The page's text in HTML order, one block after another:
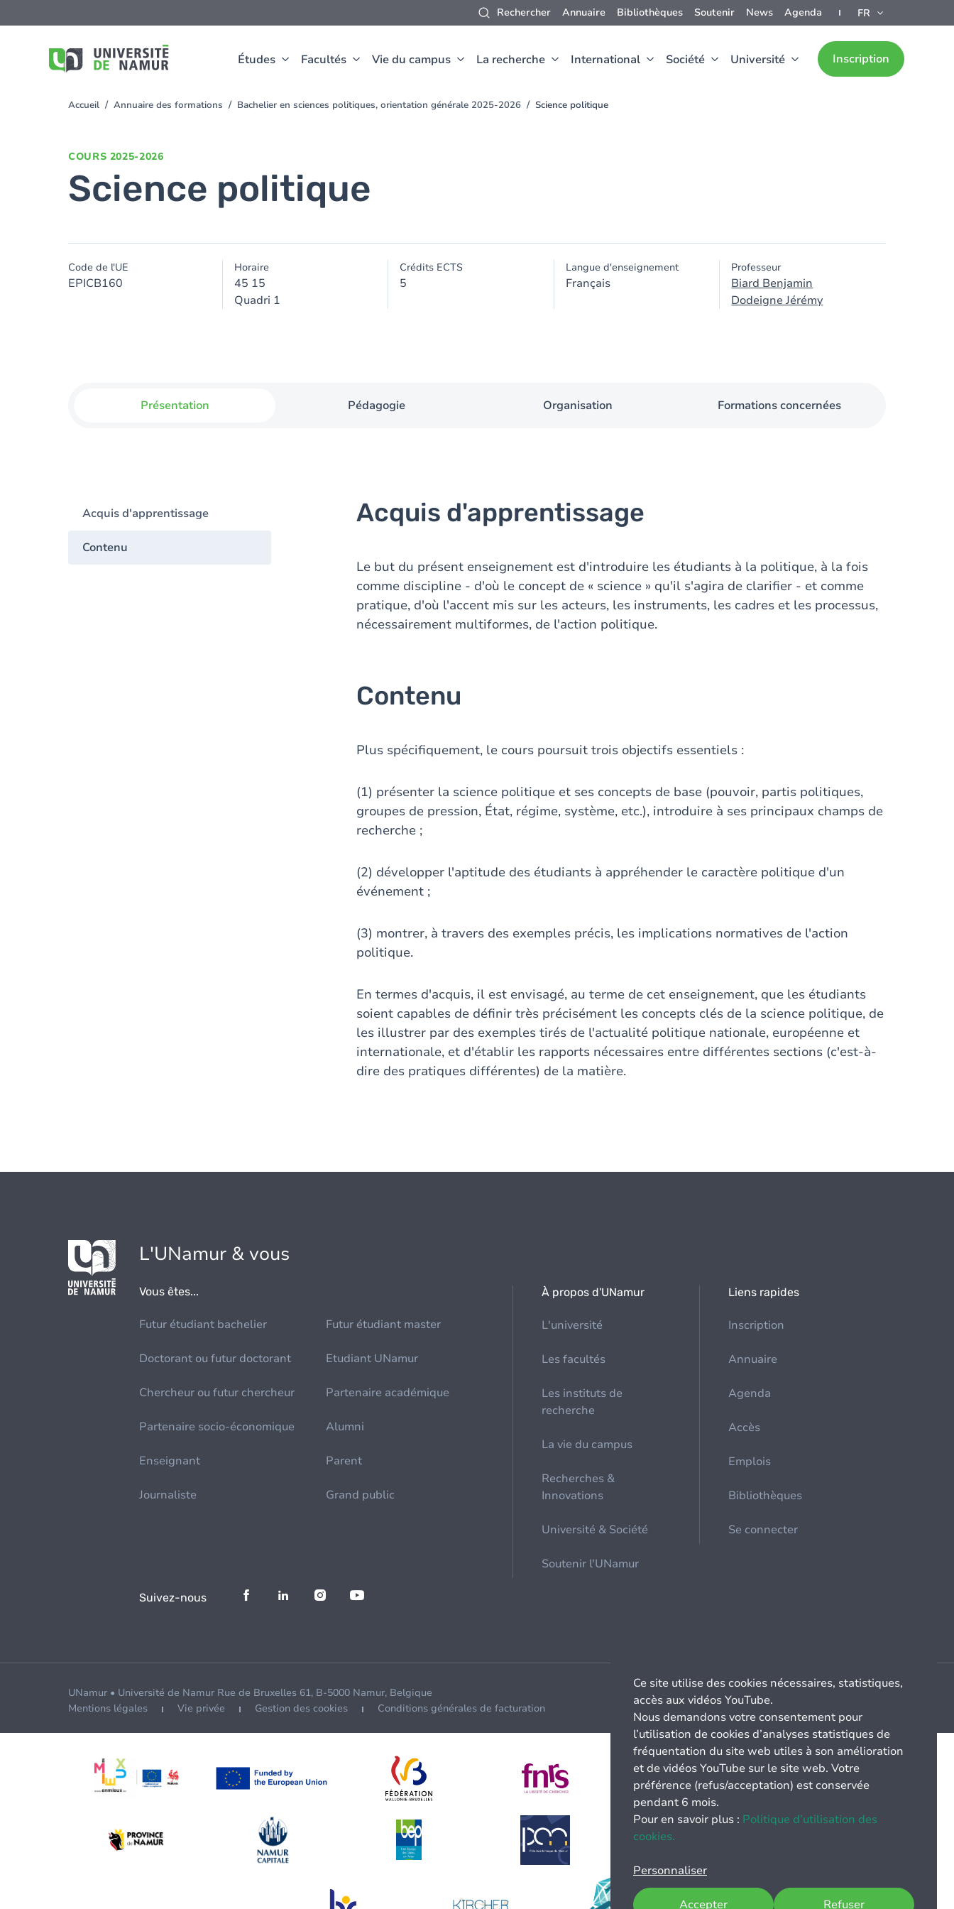
Rechercher Annuaire Bibliothèques Soutenir News Agenda FR
Études Facultés Vie du campus La recherche International Société Université Inscription
au
You
Accueil Annuaire des formations Bachelier en sciences politiques, orientation générale 2025-2026 Science politique
COURS 2025-2026
Science politique
Code de l'UE
EPICB160
Horaire
45 15
Quadri 1
Crédits ECTS
5
Langue d'enseignement
Français
Professeur
Biard Benjamin
Dodeigne Jérémy
Présentation Pédagogie Organisation Formations concernées
Acquis d'apprentissage
Contenu
Acquis d'apprentissage
Le but du présent enseignement est d'introduire les étudiants à la politique, à la fois
comme discipline - d'où le concept de « science » qu'il s'agira de clarifier - et comme
pratique, d'où l'accent mis sur les acteurs, les instruments, les cadres et les processus,
nécessairement multiformes, de l'action politique.
Contenu
Plus spécifiquement, le cours poursuit trois objectifs essentiels :
(1) présenter la science politique et ses concepts de base (pouvoir, partis politiques,
groupes de pression, État, régime, système, etc.), introduire à ses principaux champs de
recherche ;
(2) développer l'aptitude des étudiants à appréhender le caractère politique d'un
événement ;
(3) montrer, à travers des exemples précis, les implications normatives de l'action
politique.
En termes d'acquis, il est envisagé, au terme de cet enseignement, que les étudiants
soient capables de définir très précisément les concepts clés de la science politique, de
les illustrer par des exemples tirés de l'actualité politique nationale, européenne et
internationale, et d'établir les rapports nécessaires entre différentes sections (c'est-à-
dire des pratiques différentes) de la matière.
L'UNamur & vous
Vous êtes...
Futur étudiant bachelier Futur étudiant master
Doctorant ou futur doctorant Etudiant UNamur
Chercheur ou futur chercheur Partenaire académique
Partenaire socio-économique Alumni
Enseignant Parent
Journaliste Grand public
À propos d'UNamur
L'université
Les facultés
Les instituts de
recherche
La vie du campus
Recherches &
Innovations
Université & Société
Soutenir l'UNamur
Liens rapides
Inscription
Annuaire
Agenda
Accès
Emplois
Bibliothèques
Se connecter
Suivez-nous
UNamur • Université de Namur Rue de Bruxelles 61, B-5000 Namur, Belgique
Mentions légales
Vie privée Gestion des cookies Conditions générales de facturation
Ce site utilise des cookies nécessaires, statistiques,
accès aux vidéos YouTube.
Nous demandons votre consentement pour
l’utilisation de cookies d’analyses statistiques de
fréquentation du site web utiles à son amélioration
et de vidéos YouTube sur le site web. Votre
préférence (refus/acceptation) est conservée
pendant 6 mois.
Pour en savoir plus : Politique d’utilisation des
cookies.
Personnaliser
Refuser
Accepter